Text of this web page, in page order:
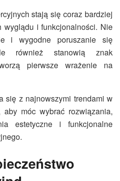
stają się coraz bardziej
wyglądu i funkcjonalności. Nie
i wygodne poruszanie się
również stanowią znak
pierwsze wrażenie na
się z najnowszymi trendami w
móc wybrać rozwiązania,
estetyczne i funkcjonalne